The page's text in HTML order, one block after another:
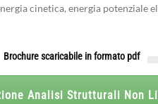
cinetica, energia potenziale
Brochure scaricabile in formato pdf
Analisi Strutturali Non